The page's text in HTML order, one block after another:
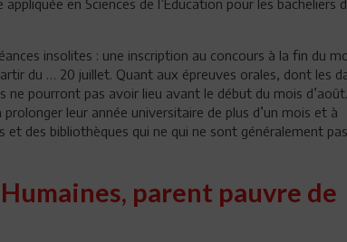
en Sciences de l’Education pour les bacheliers
insolites : une inscription au concours à la fin du
du … 20 juillet. Quant aux épreuves orales, dont les
pourront pas avoir lieu avant le début du mois d’août.
leur année universitaire de plus d’un mois et à
et des bibliothèques qui ne qui ne sont généralement pas
parent pauvre de